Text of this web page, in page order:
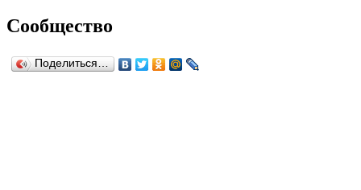
Сообщество
Поделиться…